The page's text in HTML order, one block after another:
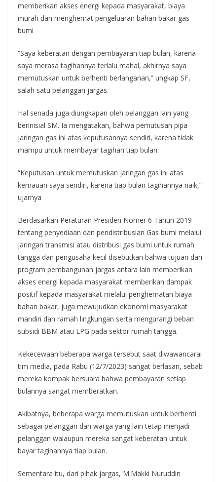
memberikan akses energi kepada masyarakat, biaya
murah dan menghemat pengeluaran bahan bakar gas
bumi
“Saya keberatan dengan pembayaran tiap bulan, karena
saya merasa tagihannya terlalu mahal, akhirnya saya
memutuskan untuk berhenti berlanganan,” ungkap SF,
salah satu pelanggan jargas.
Hal senada juga diungkapan oleh pelanggan lain yang
berinisial SM. Ia mengatakan, bahwa pemutusan pipa
jaringan gas ini atas keputusannya sendiri, karena tidak
mampu untuk membayar tagihan tiap bulan.
“Keputusan untuk memutuskan jaringan gas ini atas
kemauan saya sendiri, karena tiap bulan tagihannya naik,”
ujarnya
Berdasarkan Peraturan Presiden Nomer 6 Tahun 2019
tentang penyediaan dan pendistribusian Gas bumi melalui
jaringan transmisi atau distribusi gas bumi untuk rumah
tangga dan pengusaha kecil disebutkan bahwa tujuan dari
program pembangunan jargas antara lain memberikan
akses energi kepada masyarakat memberikan dampak
positif kepada masyarakat melalui penghematan biaya
bahan bakar, juga mewujudkan ekonomi masyarakat
mandiri dan ramah lingkungan serta mengurangi beban
subsidi BBM atau LPG pada sektor rumah tangga.
Kekecewaan beberapa warga tersebut saat diwawancarai
tim media, pada Rabu (12/7/2023) sangat berlasan, sebab
mereka kompak bersuara bahwa pembayaran setiap
bulannya sangat memberatkan.
Akibatnya, beberapa warga memutuskan untuk berhenti
sebagai pelanggan dan warga yang lain tetap menjadi
pelanggan walaupun mereka sangat keberatan untuk
bayar tagihannya tiap bulan.
Sementara itu, dari pihak jargas, M.Makki Nuruddin